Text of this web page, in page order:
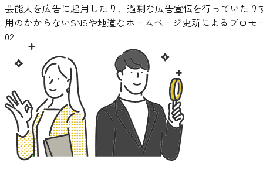
芸能人を広告に起用したり、過剰な広告宣伝を行っていた
用のかからないSNSや地道なホームページ更新によるプロ
02